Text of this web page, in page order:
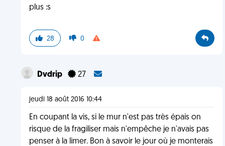
plus :s
28 0
Dvdrip 27
jeudi 18 août 2016 10:44
En coupant la vis, si le mur n'est pas très épais on
risque de la fragiliser mais n'empêche je n'avais pas
penser à la limer. Bon à savoir le jour où je monterais